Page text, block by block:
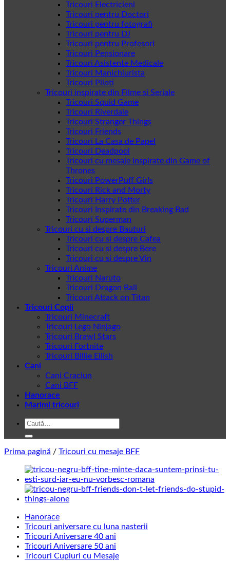
Tricouri Electricieni
Tricouri pentru Doctori
Tricouri pentru fotografi
Tricouri pentru DJ
Tricouri pentru Profesori
Tricouri Pensionare
Tricouri Asistente Medicale
Tricouri Manichiurista
Tricouri Piloti
Tricouri inspirate din Filme si Seriale
Tricouri Squid Game
Tricouri Riverdale
Tricouri Stranger Things
Tricouri Friends
Tricouri La Casa de Papel
Tricouri Deadpool
Tricouri cu mesaje inspirate din Game of
Thrones
Tricouri PowerPuff Girls
Tricouri Rick and Morty
Tricouri Harry Potter
Tricouri Inspirate din Breaking Bad
Tricouri Superman
Tricouri cu si despre Bauturi
Tricouri cu si despre Cafea
Tricouri cu si despre Bere
Tricouri cu si despre Vin
Tricouri Anime
Tricouri Naruto
Tricouri Dragon Ball
Tricouri Attack on Titan
Tricouri Copii
Tricouri Minecraft
Tricouri Lego Ninjago
Tricouri Brawl Stars
Tricouri Fortnite
Tricouri Billie Eilish
Cani
Cani Craciun
Cani BFF
Hanorace
Marimi tricouri
Caută
Prima pagină / Tricouri cu mesaje BFF
Hanorace
Tricouri aniversare cu luna nasterii
Tricouri Aniversare 40 ani
Tricouri Aniversare 50 ani
Tricouri Cupluri cu Mesaje